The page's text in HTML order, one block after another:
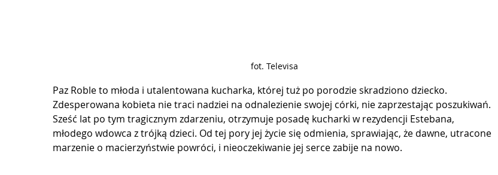
fot. Televisa
Paz Roble to młoda i utalentowana kucharka, której tuż po porodzie skradziono dziecko.
Zdesperowana kobieta nie traci nadziei na odnalezienie swojej córki, nie zaprzestając poszukiwań.
Sześć lat po tym tragicznym zdarzeniu, otrzymuje posadę kucharki w rezydencji Estebana,
młodego wdowca z trójką dzieci. Od tej pory jej życie się odmienia, sprawiając, że dawne, utracone
marzenie o macierzyństwie powróci, i nieoczekiwanie jej serce zabije na nowo.